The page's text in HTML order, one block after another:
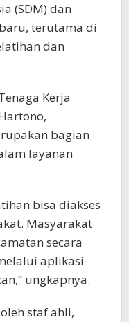
(SDM) dan
terutama di
dan
Kerja
bagian
layanan
bisa diakses
Masyarakat
secara
aplikasi
ungkapnya.
staf ahli,